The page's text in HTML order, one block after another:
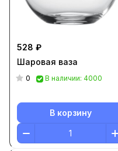
528 ₽
Шаровая ваза
0 В наличии: 4000
В корзину